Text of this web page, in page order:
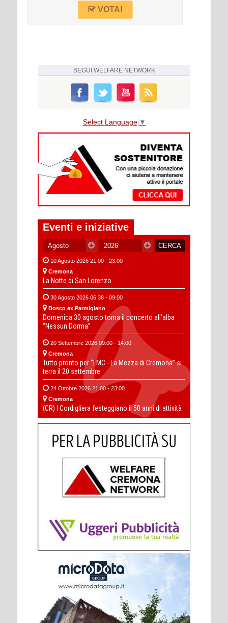
VOTA!
SEGUI WELFARE NETWORK
Select Language ▼
Eventi e iniziative
10 Agosto 2026 21:00 - 23:00
Cremona
La Notte di San Lorenzo
30 Agosto 2026 06:38 - 09:00
Bosco ex Parmigiano
Domenica 30 agosto torna il concerto all’alba
“Nessun Dorma”
20 Settembre 2026 09:00 - 14:00
Cremona
Tutto pronto per “LMC - La Mezza di Cremona” si
terra il 20 settembre
24 Ottobre 2026 21:00 - 23:00
Cremona
(CR) I Cordigliera festeggiano il 50 anni di attività